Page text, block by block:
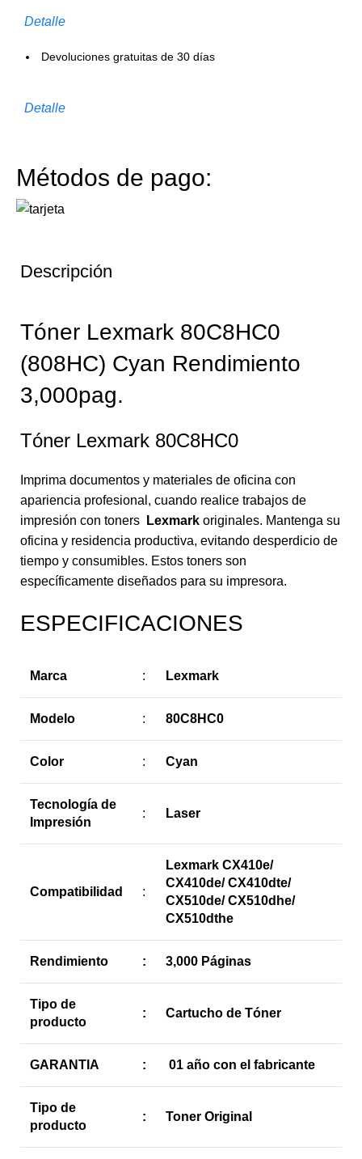
Detalle
Devoluciones gratuitas de 30 días
Detalle
Métodos de pago:
Descripción
Tóner Lexmark 80C8HC0
(808HC) Cyan Rendimiento
3,000pag.
Tóner Lexmark 80C8HC0
Imprima documentos y materiales de oficina con
apariencia profesional, cuando realice trabajos de
impresión con toners
Lexmark originales. Mantenga su
oficina y residencia productiva, evitando desperdicio de
tiempo y consumibles. Estos toners son
específicamente diseñados para su impresora.
ESPECIFICACIONES
Marca : Lexmark
Modelo : 80C8HC0
Color : Cyan
Tecnología de
Impresión
: Laser
Compatibilidad :
Lexmark CX410e/
CX410de/ CX410dte/
CX510de/ CX510dhe/
CX510dthe
Rendimiento : 3,000 Páginas
Tipo de
producto
: Cartucho de Tóner
GARANTIA : 01 año con el fabricante
Tipo de
producto
: Toner Original